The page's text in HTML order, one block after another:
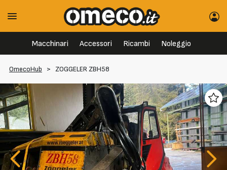
Macchinari Accessori Ricambi Noleggio
OmecoHub > ZOGGELER ZBH58